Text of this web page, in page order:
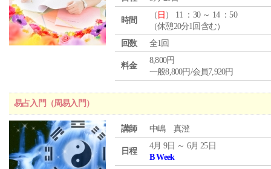
時間
（ 日 ） 11 ：30 ～ 14 ：50
（休憩20分1回含む）
回数
全1回
料金
8,800円
一般8,800円/会員7,920円
易占入門（周易入門）
講師 中嶋 真澄
日程
4月 9日 ～ 6月 25日
B Week